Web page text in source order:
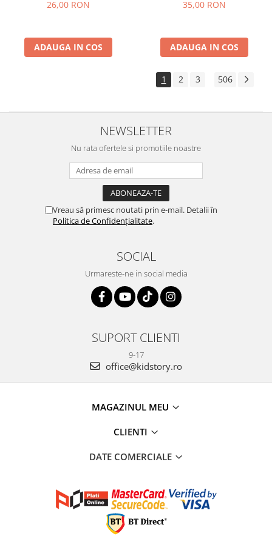
26,00 RON
ADAUGA IN COS
35,00 RON
ADAUGA IN COS
1 2 3 506
NEWSLETTER
Nu rata ofertele si promotiile noastre
Vreau să primesc noutati prin e-mail. Detalii în
Politica de Confidențialitate.
SOCIAL
Urmareste-ne in social media
SUPORT CLIENTI
9-17
office@kidstory.ro
MAGAZINUL MEU
CLIENTI
DATE COMERCIALE